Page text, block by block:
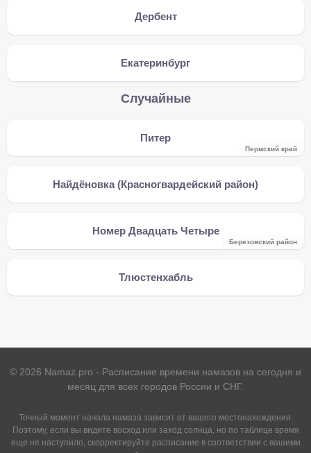
Дербент
Екатеринбург
Случайные
Питер
Пермский край
Найдёновка (Красногвардейский район)
Номер Двадцать Четыре
Березовский район
Тлюстенхабль
© 2026 Namaz.pro - Расписание времени намазов на сегодня и
месяц для всех городов России и СНГ.
Точный момент начала намаза зависит от вашего местонахождения.
Поэтому, если вы видите восход или заход солнца, но по таблице время
еще не наступило, скорректируйте расписание в соответствии с вашими